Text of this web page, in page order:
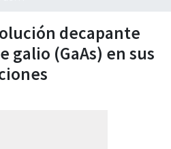
decapante
galio (GaAs) en sus